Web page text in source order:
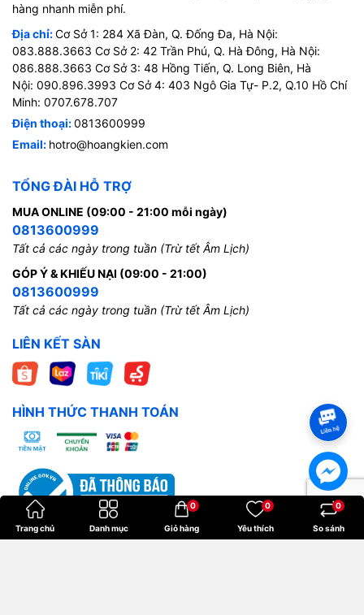
hàng nhanh miễn phí.
Địa chỉ:Cơ Sở 1: 284 Xã Đàn, Q. Đống Đa, Hà Nội:
083.888.3663 Cơ Sở 2: 42 Trần Phú, Q. Hà Đông, Hà Nội:
086.888.3663 Cơ Sở 3: 48 Hồng Tiến, Q. Long Biên, Hà
Nội: 090.896.3993 Cơ Sở 4: 403 Ngô Gia Tự- P.2, Q.10 Hồ Chí
Minh: 0707.678.707
Điện thoại:0813600999
Email: hotro@hoangkien.com
TỔNG ĐÀI HỖ TRỢ
MUA ONLINE (09:00 - 21:00 mỗi ngày)
0813600999
Tất cả các ngày trong tuần (Trừ tết Âm Lịch)
GÓP Ý & KHIẾU NẠI (09:00 - 21:00)
0813600999
Tất cả các ngày trong tuần (Trừ tết Âm Lịch)
LIÊN KẾT SÀN
HÌNH THỨC THANH TOÁN
Trang chủ Danh mục Giỏ hàng
0
Yêu thích
0
So sánh
0